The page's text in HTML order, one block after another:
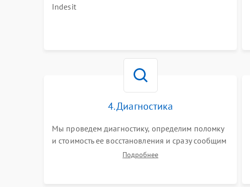
Indesit
4. Диагностика
Мы проведем диагностику, определим поломку
и стоимость ее восстановления и сразу сообщим
вам о сроках ее починки
Подробнее